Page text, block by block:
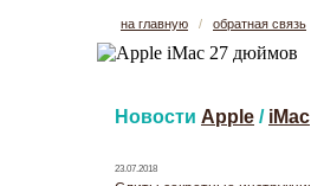
на главную / обратная связь
Новости Apple / iMac
23.07.2018